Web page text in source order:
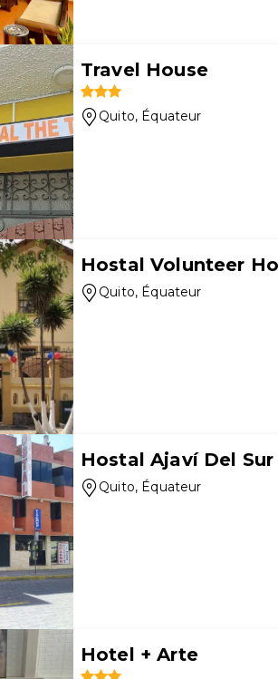
Travel House
Quito, Équateur
Hostal Volunteer
Quito, Équateur
Hostal Ajaví Del Sur
Quito, Équateur
Hotel + Arte